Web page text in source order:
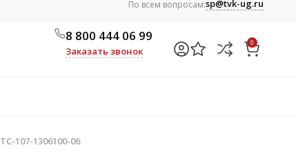
По всем вопросам:sp@tvk-ug.ru
8 800 444 06 99
Заказать звонок
0
107-1306100-06